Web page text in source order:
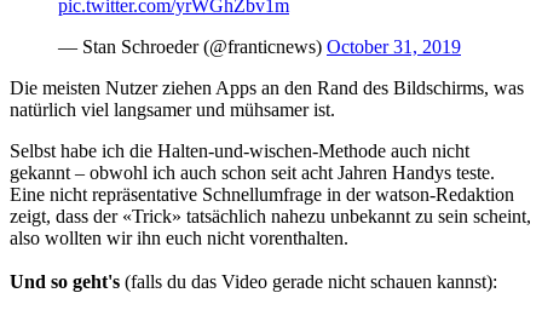
pic.twitter.com/yrWGhZbv1m
— Stan Schroeder (@franticnews) October 31, 2019
Die meisten Nutzer ziehen Apps an den Rand des Bildschirms, was
natürlich viel langsamer und mühsamer ist.
Selbst habe ich die Halten-und-wischen-Methode auch nicht
gekannt – obwohl ich auch schon seit acht Jahren Handys teste.
Eine nicht repräsentative Schnellumfrage in der watson-Redaktion
zeigt, dass der «Trick» tatsächlich nahezu unbekannt zu sein scheint,
also wollten wir ihn euch nicht vorenthalten.
Und so geht's (falls du das Video gerade nicht schauen kannst):